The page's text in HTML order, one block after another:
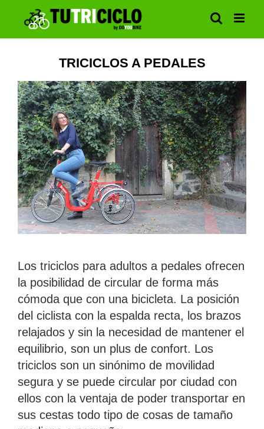
contenido
TRICICLOS A PEDALES
Los triciclos para adultos a pedales ofrecen
la posibilidad de circular de forma más
cómoda que con una bicicleta. La posición
del ciclista con la espalda recta, los brazos
relajados y sin la necesidad de mantener el
equilibrio, son un plus de confort. Los
triciclos son un sinónimo de movilidad
segura y se puede circular por ciudad con
ellos con la ventaja de poder transportar en
sus cestas todo tipo de cosas de tamaño